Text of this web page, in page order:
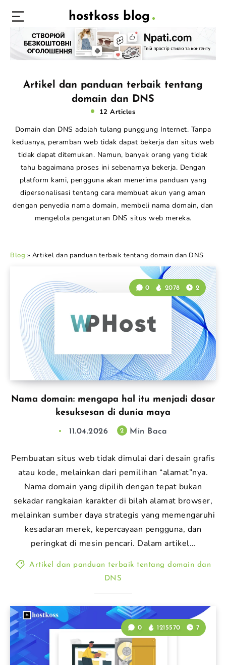
hostkoss blog
Artikel dan panduan terbaik tentang
domain dan DNS
12 Articles
Domain dan DNS adalah tulang punggung Internet. Tanpa
keduanya, peramban web tidak dapat bekerja dan situs web
tidak dapat ditemukan. Namun, banyak orang yang tidak
tahu bagaimana proses ini sebenarnya bekerja. Dengan
platform kami, pengguna akan menerima panduan yang
dipersonalisasi tentang cara membuat akun yang aman
dengan penyedia nama domain, membeli nama domain, dan
mengelola pengaturan DNS situs web mereka.
Blog » Artikel dan panduan terbaik tentang domain dan DNS
Nama domain: mengapa hal itu menjadi dasar
kesuksesan di dunia maya
0 2078 2
11.04.2026 2 Min Baca
Pembuatan situs web tidak dimulai dari desain grafis
atau kode, melainkan dari pemilihan “alamat”nya.
Nama domain yang dipilih dengan tepat bukan
sekadar rangkaian karakter di bilah alamat browser,
melainkan sumber daya strategis yang memengaruhi
kesadaran merek, kepercayaan pengguna, dan
peringkat di mesin pencari. Dalam artikel…
Artikel dan panduan terbaik tentang domain dan
DNS
0 1215570 7